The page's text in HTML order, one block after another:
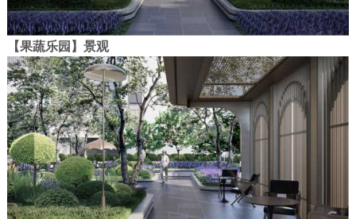
【果蔬乐园】景观